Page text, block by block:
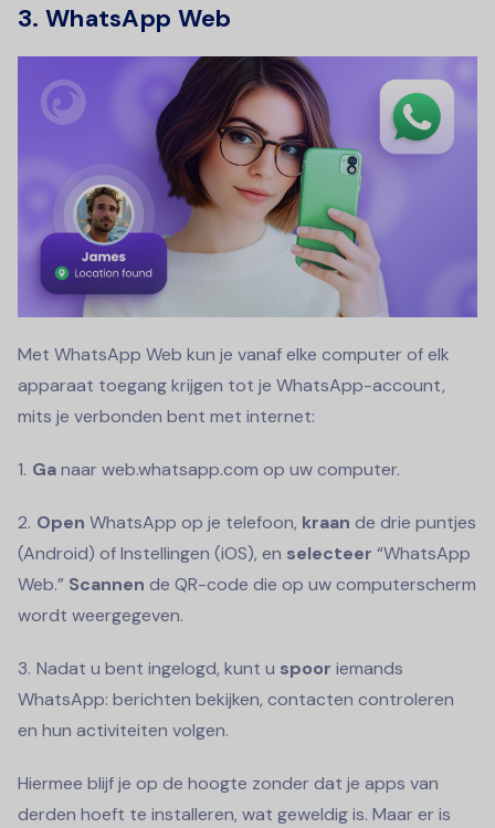
3. WhatsApp Web
Met WhatsApp Web kun je vanaf elke computer of elk
apparaat toegang krijgen tot je WhatsApp-account,
mits je verbonden bent met internet:
Ganaar web.whatsapp.com op uw computer.
Open WhatsApp op je telefoon, kraan de drie puntjes
(Android) of Instellingen (iOS), en selecteer “WhatsApp
Web.” Scannen de QR-code die op uw computerscherm
wordt weergegeven.
Nadat u bent ingelogd, kunt u spoor iemands
WhatsApp: berichten bekijken, contacten controleren
en hun activiteiten volgen.
Hiermee blijf je op de hoogte zonder dat je apps van
derden hoeft te installeren, wat geweldig is. Maar er is